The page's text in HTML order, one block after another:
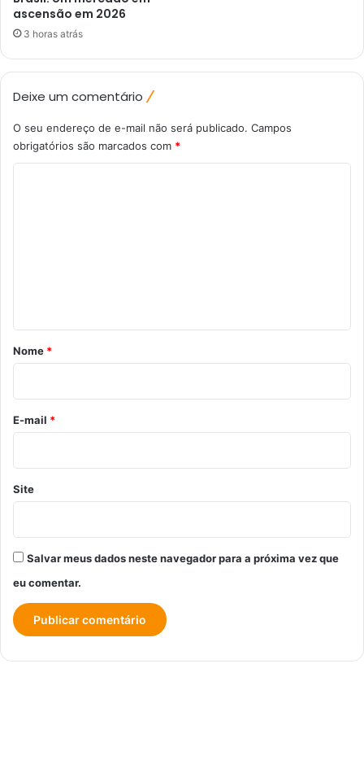
ascensão em 2026
3 horas atrás
Deixe um comentário
O seu endereço de e-mail não será publicado. Campos
obrigatórios são marcados com *
r
o
*
Nome *
E-mail *
Site
Salvar meus dados neste navegador para a próxima vez que
eu comentar.